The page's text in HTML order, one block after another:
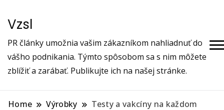
Vzsl
PR články umožnia vašim zákazníkom nahliadnuť do
vášho podnikania. Týmto spôsobom sa s nim môžete
zblížiť a zarábať. Publikujte ich na našej stránke.
Home Výrobky
Testy a vakcíny na každom